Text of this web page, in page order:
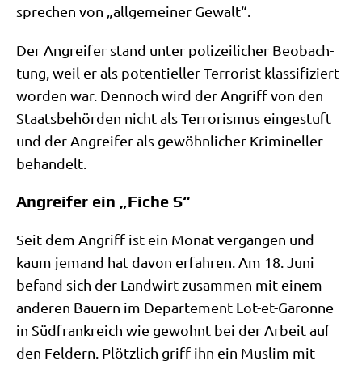
spre­chen von „all­ge­mei­ner Gewalt“.
Der Angrei­fer stand unter poli­zei­li­cher Beob­ach­
tung, weil er als poten­ti­el­ler Ter­ro­rist klas­si­fi­ziert
wor­den war. Den­noch wird der Angriff von den
Staats­be­hör­den nicht als Ter­ro­ris­mus ein­ge­stuft
und der Angrei­fer als gewöhn­li­cher Kri­mi­nel­ler
behandelt.
Angreifer ein „Fiche S“
Seit dem Angriff ist ein Monat ver­gan­gen und
kaum jemand hat davon erfah­ren. Am 18. Juni
befand sich der Land­wirt zusam­men mit einem
ande­ren Bau­ern im Depar­te­ment Lot-et-Garon­ne
in Süd­frank­reich wie gewohnt bei der Arbeit auf
den Fel­dern. Plötz­lich griff ihn ein Mus­lim mit